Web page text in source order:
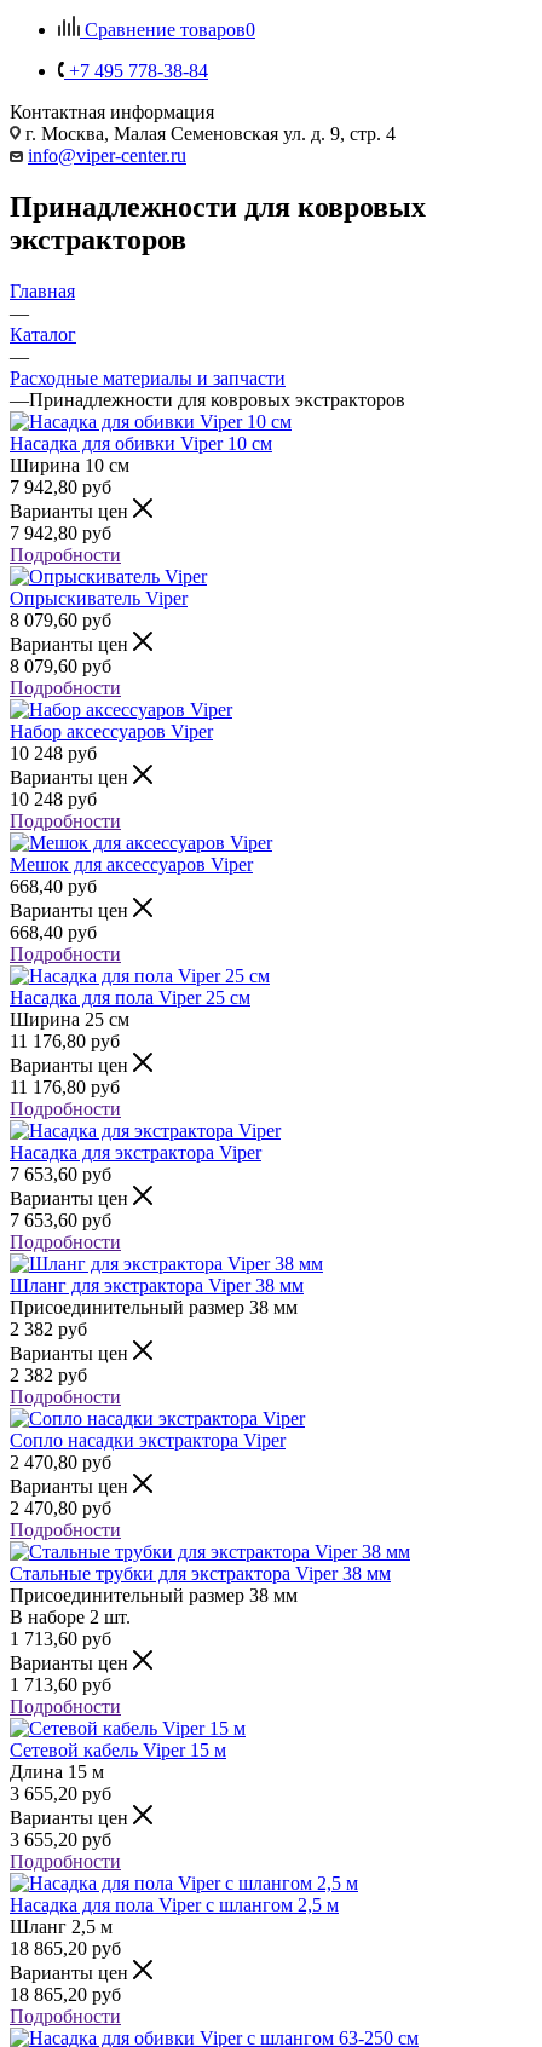
Сравнение товаров0
+7 495 778-38-84
Контактная информация
г. Москва, Малая Семеновская ул. д. 9, стр. 4
info@viper-center.ru
Принадлежности для ковровых
экстракторов
Главная
—
Каталог
—
Расходные материалы и запчасти
—Принадлежности для ковровых экстракторов
Насадка для обивки Viper 10 см
Ширина 10 см
7 942,80 руб
Варианты цен
7 942,80 руб
Подробности
Опрыскиватель Viper
8 079,60 руб
Варианты цен
8 079,60 руб
Подробности
Набор аксессуаров Viper
10 248 руб
Варианты цен
10 248 руб
Подробности
Мешок для аксессуаров Viper
668,40 руб
Варианты цен
668,40 руб
Подробности
Насадка для пола Viper 25 см
Ширина 25 см
11 176,80 руб
Варианты цен
11 176,80 руб
Подробности
Насадка для экстрактора Viper
7 653,60 руб
Варианты цен
7 653,60 руб
Подробности
Шланг для экстрактора Viper 38 мм
Присоединительный размер 38 мм
2 382 руб
Варианты цен
2 382 руб
Подробности
Сопло насадки экстрактора Viper
2 470,80 руб
Варианты цен
2 470,80 руб
Подробности
Стальные трубки для экстрактора Viper 38 мм
Присоединительный размер 38 мм
В наборе 2 шт.
1 713,60 руб
Варианты цен
1 713,60 руб
Подробности
Сетевой кабель Viper 15 м
Длина 15 м
3 655,20 руб
Варианты цен
3 655,20 руб
Подробности
Насадка для пола Viper с шлангом 2,5 м
Шланг 2,5 м
18 865,20 руб
Варианты цен
18 865,20 руб
Подробности